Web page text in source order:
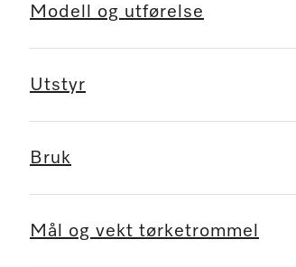
Modell og utførelse
Utstyr
Bruk
Mål og vekt tørketrommel